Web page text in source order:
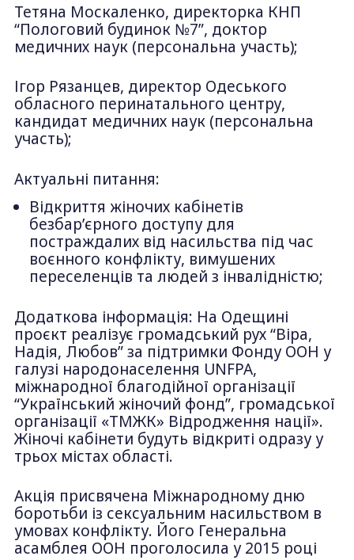
Тетяна Москаленко, директорка КНП
“Пологовий будинок №7”, доктор
медичних наук (персональна участь);
Ігор Рязанцев, директор Одеського
обласного перинатального центру,
кандидат медичних наук (персональна
участь);
Актуальні питання:
Відкриття жіночих кабінетів
безбар’єрного доступу для
постраждалих від насильства під час
воєнного конфлікту, вимушених
переселенців та людей з інвалідністю;
Додаткова інформація: На Одещині
проєкт реалізує громадський рух “Віра,
Надія, Любов” за підтримки Фонду ООН у
галузі народонаселення UNFPA,
міжнародної благодійної організації
“Український жіночий фонд”, громадської
організації «ТМЖК» Відродження нації».
Жіночі кабінети будуть відкриті одразу у
трьох містах області.
Акція присвячена Міжнародному дню
боротьби із сексуальним насильством в
умовах конфлікту. Його Генеральна
асамблея ООН проголосила у 2015 році